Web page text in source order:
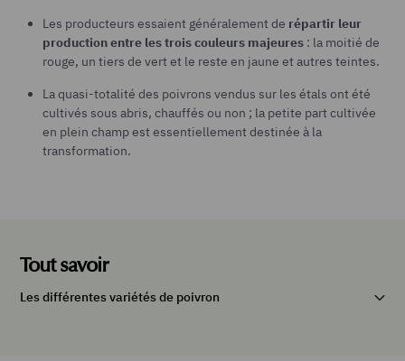
Les producteurs essaient généralement de répartir leur
production entre les trois couleurs majeures: la moitié de
rouge, un tiers de vert et le reste en jaune et autres teintes.
La quasi-totalité des poivrons vendus sur les étals ont été
cultivés sous abris, chauffés ou non ; la petite part cultivée
en plein champ est essentiellement destinée à la
transformation.
Tout savoir
Les différentes variétés de poivron